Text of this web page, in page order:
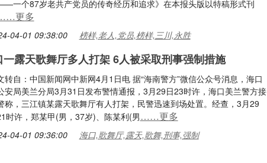
一个87岁老共产党员的传奇经历和追求》在本报头版以特稿形式刊
更多
04-01 09:38:00 榜样,老人,党员,榜样,三川,永胜
一露天歌舞厅多人打架 6人被采取刑事强制措施
转自：中国新闻网中新网4月1日电 据“海南警方”微信公众号消息，海口
安局美兰分局3月31日发布警情通报，3月29日23时许，海口美兰警方接
称，三江镇某露天歌舞厅有人打架，民警迅速到场处置。经查，3月29
时许，郑某甲(男，37岁)、陈某利(男……更多
04-01 09:36:00 海口,歌舞厅,露天,歌舞,刑事,强制